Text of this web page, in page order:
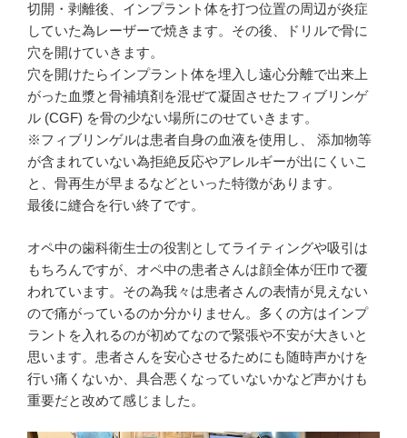
切開・剥離後、インプラント体を打つ位置の周辺が炎症
していた為レーザーで焼きます。その後、ドリルで骨に
穴を開けていきます。
穴を開けたらインプラント体を埋入し遠心分離で出来上
がった血漿と骨補填剤を混ぜて凝固させたフィブリンゲ
ル (CGF) を骨の少ない場所にのせていきます。
※フィブリンゲルは患者自身の血液を使用し、 添加物等
が含まれていない為拒絶反応やアレルギーが出にくいこ
と、骨再生が早まるなどといった特徴があります。
最後に縫合を行い終了です。
オペ中の歯科衛生士の役割としてライティングや吸引は
もちろんですが、オペ中の患者さんは顔全体が圧巾で覆
われています。その為我々は患者さんの表情が見えない
ので痛がっているのか分かりません。多くの方はインプ
ラントを入れるのが初めてなので緊張や不安が大きいと
思います。患者さんを安心させるためにも随時声かけを
行い痛くないか、具合悪くなっていないかなど声かけも
重要だと改めて感じました。